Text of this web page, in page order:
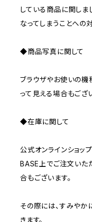
している商品に関しま
なってしまうことへの
◆商品写真に関して
ブラウザやお使いの機
って見える場合もござ
◆在庫に関して
公式オンラインショッ
BASE上でご注文いた
合もございます。
その際には、すみや
きます。